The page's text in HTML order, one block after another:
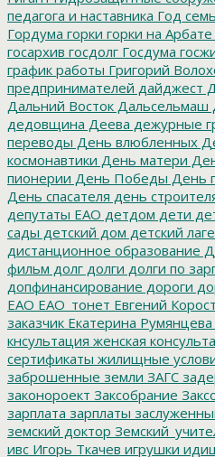
педагога и наставника Год
Гордума горки горки на Арбате
госархив госдолг Госдума
график работы Григорий
предпринимателей дайджест
Дальний Восток Дальсельмаш
дедовщина Деева дежурные
переводы День влюбленных
космонавтики День матери
пионерии День Победы День
День спасателя день
депутаты ЕАО детдом дети
сады детский дом детский
дистанционное образование
фильм долг долги долги по
допфинансирование дороги
ЕАО ЕАО_тонет Евгений
заказчик Екатерина Румянцева
кнсультация женская
сертификаты жилищные
заброшенные земли ЗАГС
законороект Заксобрание
зарплата зарплаты
земский доктор
ивс Игорь Ткачев игрушки